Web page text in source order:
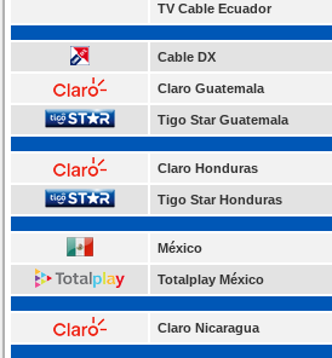
TV Cable Ecuador
Cable DX
Claro Guatemala
Tigo Star Guatemala
Claro Honduras
Tigo Star Honduras
México
Totalplay México
Claro Nicaragua